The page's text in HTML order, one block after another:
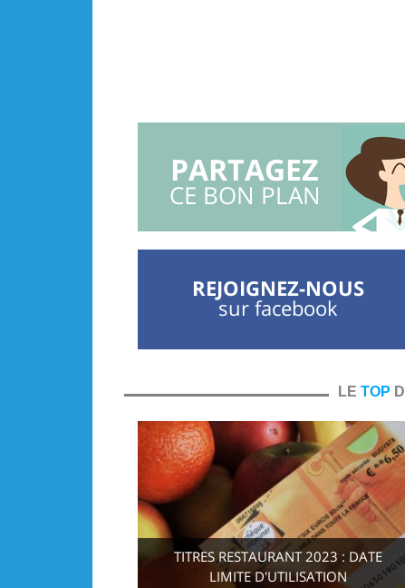
PARTAGEZ
CE BON PLAN
REJOIGNEZ-NOUS
sur facebook
LE TOP
TITRES RESTAURANT 2023 : DATE
LIMITE D'UTILISATION